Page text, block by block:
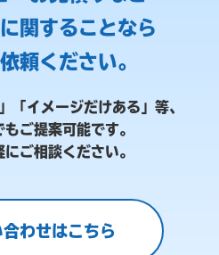
関することなら
頼ください。
「イメージだけある」等、
ご提案可能です。
ご相談ください。
わせはこちら